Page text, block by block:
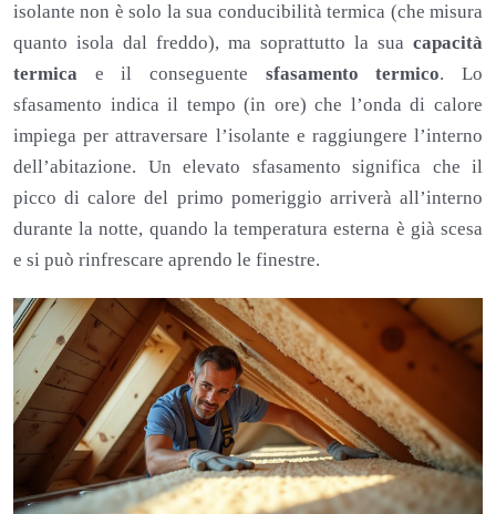
isolante non è solo la sua conducibilità termica (che misura
quanto isola dal freddo), ma soprattutto la sua capacità
termica e il conseguente sfasamento termico. Lo
sfasamento indica il tempo (in ore) che l’onda di calore
impiega per attraversare l’isolante e raggiungere l’interno
dell’abitazione. Un elevato sfasamento significa che il
picco di calore del primo pomeriggio arriverà all’interno
durante la notte, quando la temperatura esterna è già scesa
e si può rinfrescare aprendo le finestre.